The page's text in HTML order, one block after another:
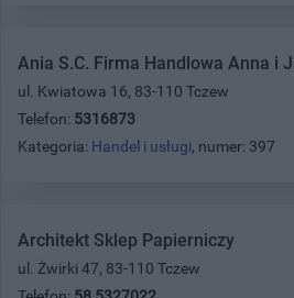
Ania S.C. Firma Handlowa Anna i
ul. Kwiatowa 16, 83-110 Tczew
Telefon: 5316873
Kategoria: Handel i usługi, numer: 397
Architekt Sklep Papierniczy
ul. Żwirki 47, 83-110 Tczew